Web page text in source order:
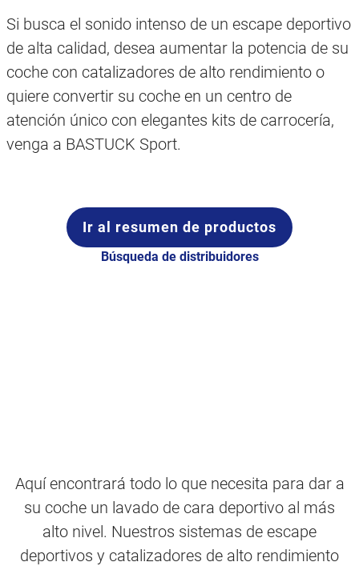
Si busca el sonido intenso de un escape deportivo
de alta calidad, desea aumentar la potencia de su
coche con catalizadores de alto rendimiento o
quiere convertir su coche en un centro de
atención único con elegantes kits de carrocería,
venga a BASTUCK Sport.
Ir al resumen de productos
Búsqueda de distribuidores
Aquí encontrará todo lo que necesita para dar a
su coche un lavado de cara deportivo al más
alto nivel. Nuestros sistemas de escape
deportivos y catalizadores de alto rendimiento